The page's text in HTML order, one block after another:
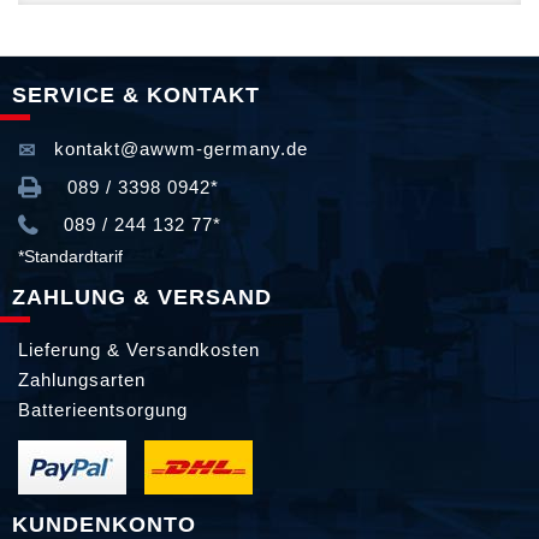
SERVICE & KONTAKT
kontakt@awwm-germany.de
089 / 3398 0942*
089 / 244 132 77*
*Standardtarif
ZAHLUNG & VERSAND
Lieferung & Versandkosten
Zahlungsarten
Batterieentsorgung
KUNDENKONTO